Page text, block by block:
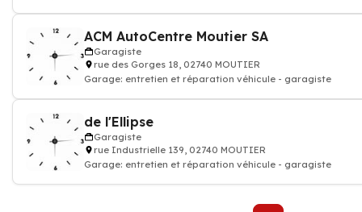
ACM AutoCentre Moutier SA
Garagiste
rue des Gorges 18, 02740 MOUTIER
Garage: entretien et réparation véhicule - garagiste
de l'Ellipse
Garagiste
rue Industrielle 139, 02740 MOUTIER
Garage: entretien et réparation véhicule - garagiste